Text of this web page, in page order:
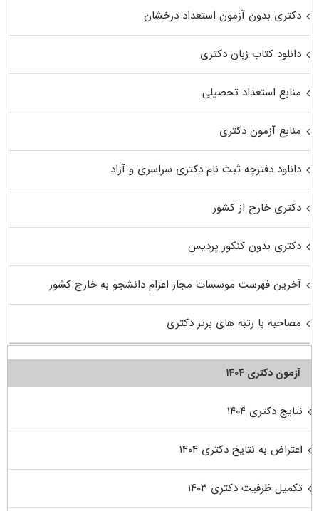
دکتری بدون آزمون استعداد درخشان
دانلود کتاب زبان دکتری
منابع استعداد تحصیلی
منابع آزمون دکتری
دانلود دفترچه ثبت نام دکتری سراسری و آزاد
دکتری خارج از کشور
دکتری بدون کنکور پردیس
آخرین فهرست موسسات مجاز اعزام دانشجو به خارج کشور
مصاحبه با رتبه های برتر دکتری
آزمون دکتری ۱۴۰۴
نتایج دکتری ۱۴۰۴
اعتراض به نتایج دکتری ۱۴۰۴
تکمیل ظرفیت دکتری ۱۴۰۳